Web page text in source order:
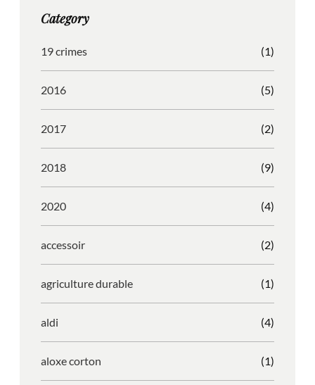
r
m
o
Category
19 crimes (1)
2016 (5)
2017 (2)
2018 (9)
2020 (4)
accessoir (2)
agriculture durable (1)
aldi (4)
aloxe corton (1)